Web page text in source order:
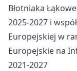
Błotniaka
2025-2027 i
Europejskiej w
Europejskie na
2021-2027